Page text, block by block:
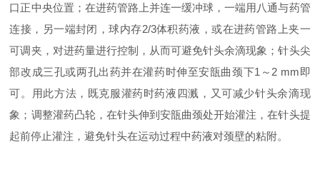
口正中央位置；在进药管路上并连一缓冲球，一端用八通与药管
连接，另一端封闭，球内存2/3体积药液，或在进药管路上夹一
可调夹，对进药量进行控制，从而可避免针头余滴现象；针头尖
部改成三孔或两孔出药并在灌药时伸至安瓿曲颈下1～2 mm即
可。用此方法，既克服灌药时药液四溅，又可减少针头余滴现
象；调整灌药凸轮，在针头伸到安瓿曲颈处开始灌注，在针头提
起前停止灌注，避免针头在运动过程中药液对颈壁的粘附。